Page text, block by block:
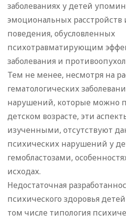
заболеваниях у детей
эмоциональных расстройств
поведения, обусловленных
психотравматирующим
заболевания и
Тем не менее, несмотря на
гематологических
нарушений, которые можно
детском возрасте, эти
изученными, отсутствуют
психических нарушений у
гемобластозами,
исходах.
Недостаточная
психического здоровья
том числе типология